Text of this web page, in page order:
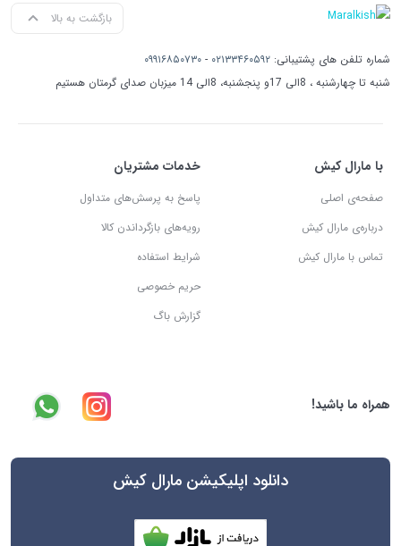
بازگشت به بالا
شماره تلفن های پشتیبانی: ۰۲۱۳۳۴۶۰۵۹۲ - ۰۹۹۱۶۸۵۰۷۳۰
شنبه تا چهارشنبه ، 8الی 17و پنجشنبه، 8الی 14 میزبان صدای گرمتان هستیم
با مارال کیش
صفحه‌ی اصلی
درباره‌ی مارال کیش
تماس با مارال کیش
خدمات مشتریان
پاسخ به پرسش‌های متداول
رویه‌های بازگرداندن کالا
شرایط استفاده
حریم خصوصی
گزارش باگ
همراه ما باشید!
دانلود اپلیکیشن مارال کیش